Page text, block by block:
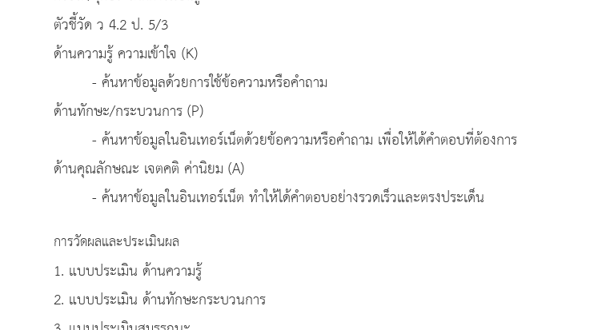
ตัวชี้วัด ว 4.2 ป. 5/3
ด้านความรู้ ความเข้าใจ (K)
- ค้นหาข้อมูลด้วยการใช้ข้อความหรือคำถาม
ด้านทักษะ/กระบวนการ (P)
- ค้นหาข้อมูลในอินเทอร์เน็ตด้วยข้อความหรือคำถาม เพื่อให้ได้คำตอบที่ต้องการ
ด้านคุณลักษณะ เจตคติ ค่านิยม (A)
- ค้นหาข้อมูลในอินเทอร์เน็ต ทำให้ได้คำตอบอย่างรวดเร็วและตรงประเด็น
การวัดผลและประเมินผล
1. แบบประเมิน ด้านความรู้
2. แบบประเมิน ด้านทักษะกระบวนการ